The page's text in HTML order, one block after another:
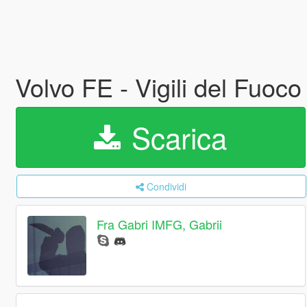
Volvo FE - Vigili del
Scarica
Condividi
Fra Gabri IMFG, Gabrii